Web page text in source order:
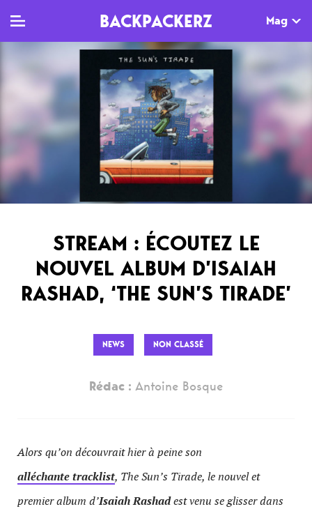
BACKPACKERZ Mag
TV
Clips
Documentaires
MAG
Dossiers
Tops
Interviews
Sorties
Newsletter
AGENDA
Paris
Festivals
STREAM : ÉCOUTEZ LE
NOUVEL ALBUM D’ISAIAH
RASHAD, ‘THE SUN’S TIRADE’
NEWS NON CLASSÉ
Rédac : Antoine Bosque
Alors qu’on découvrait hier à peine son
alléchante tracklist, The Sun’s Tirade, le nouvel et
premier album d’Isaiah Rashadest venu se glisser dans